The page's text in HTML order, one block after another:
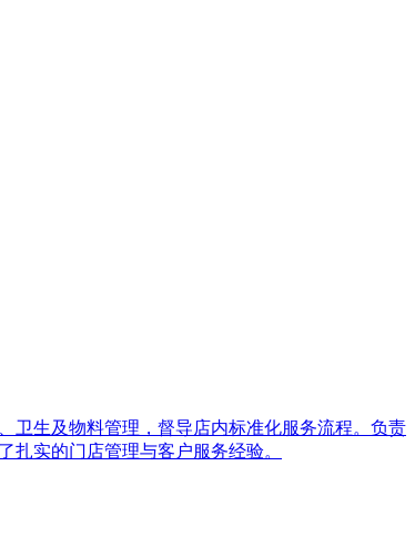
卫生及物料管理，督导店内标准化服务流程。负责
实的门店管理与客户服务经验。